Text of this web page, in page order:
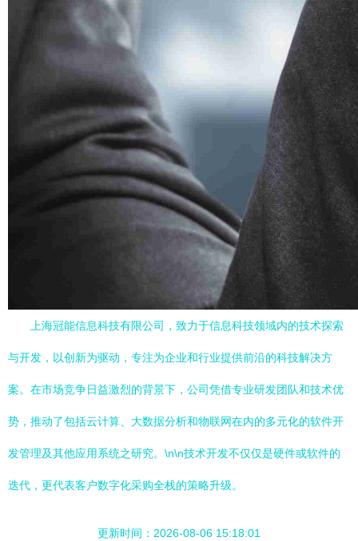
上海冠能信息科技有限公司，致力于信息科技领域内的技术探索
与开发，以创新为驱动，专注为企业和行业提供前沿的科技解决方
案。在市场竞争日益激烈的背景下，公司凭借专业研发团队和技术优
势，推动了包括云计算、大数据分析和物联网在内的多元化的软件开
发管理及其他应用系统之研究。\n\n技术开发不仅仅是硬件或软件的
迭代，更代表客户数字化采购全栈的策略升级。
更新时间：2026-08-06 15:18:01